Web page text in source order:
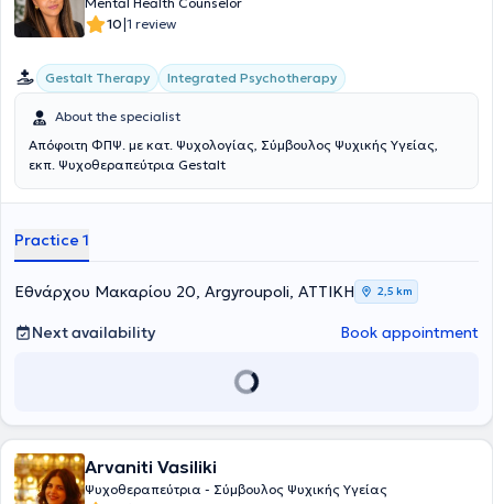
10|1 review
Gestalt Therapy Integrated Psychotherapy
About the specialist
Απόφοιτη ΦΠΨ. με κατ. Ψυχολογίας, Σύμβουλος Ψυχικής Υγείας,
εκπ. Ψυχοθεραπεύτρια Gestalt
Practice 1
Εθνάρχου Μακαρίου 20, Argyroupoli, ΑΤΤΙΚΗ 2,5 km
Next availability Book appointment
Arvaniti Vasiliki
Ψυχοθεραπεύτρια - Σύμβουλος Ψυχικής Υγείας